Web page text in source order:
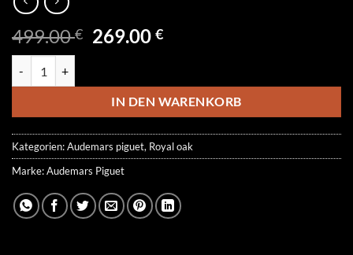
499.00€ Ursprünglicher
499.00 €
269.00€Aktueller
269.00 €.
IN DEN WARENKORB
Kategorien:Audemars piguet, Royal oak
Marke:Audemars Piguet